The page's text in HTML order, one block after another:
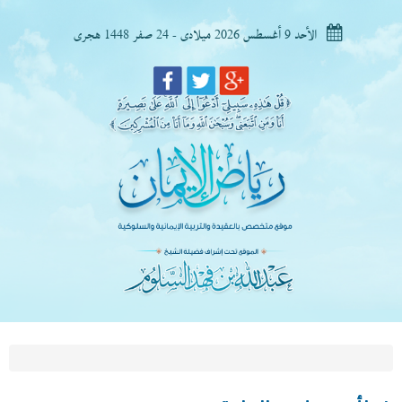
الأحد 9 أغسطس 2026 ميلادى - 24 صفر 1448 هجرى